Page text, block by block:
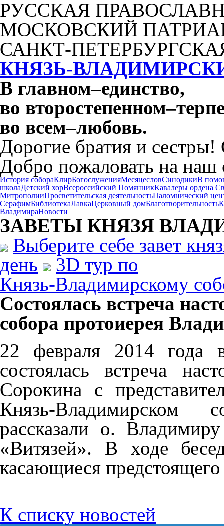
РУССКАЯ
МОСКОВСКИЙ
САНКТ-
КНЯЗЬ-
В главном–единство,
во второстепенном–
во всем–любовь.
Дорогие братия и
Добро пожаловать на наш
История собораКлирБогослуженияМесяцесловСинодикиВ
школаДетский хорВсероссийский ПомянникКавалеры ордена
МитрополииПросветительская деятельностьПаломнический
СерафимБиблиотекаЛавкаЦерковный домБлаготворительность
ВладимираНовости
ЗАВЕТЫ КНЯЗЯ
Выберите себе завет
день
3D тур по
Князь-Владимирскому
Состоялась встреча
собора протоиерея
22 февраля 2014 года
состоялась встреча
Сорокина с
Князь-Владимирском
рассказали о.
«Витязей». В ходе
касающиеся предстоящего
К списку новостей